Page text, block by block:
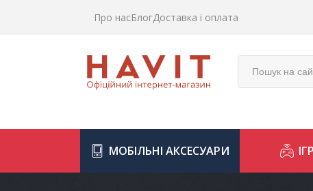
Про насБлогДоставка і оплата
МОБІЛЬНІ АКСЕСУАРИ